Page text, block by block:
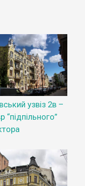
узвіз 2в –
“підпільного”